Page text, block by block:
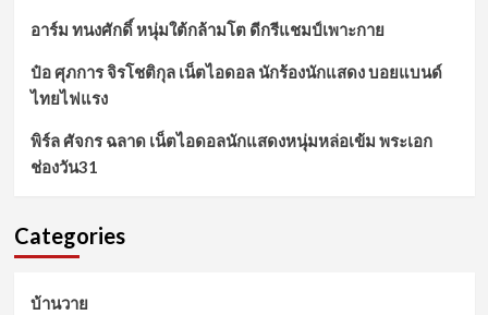
อาร์ม ทนงศักดิ์ หนุ่มใต้กล้ามโต ดีกรีแชมป์เพาะกาย
ป๋อ ศุภการ จิรโชติกุล เน็ตไอดอล นักร้องนักแสดง บอยแบนด์
ไทยไฟแรง
พิร์ล ศัจกร ฉลาด เน็ตไอดอลนักแสดงหนุ่มหล่อเข้ม พระเอก
ช่องวัน31
Categories
บ้านวาย